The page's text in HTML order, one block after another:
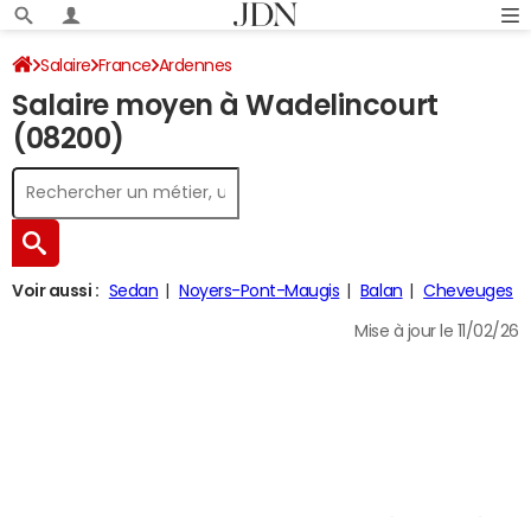
Salaire France Ardennes
Salaire moyen à Wadelincourt
(08200)
Voir aussi : Sedan Noyers-Pont-Maugis Balan Cheveuges
Mise à jour le 11/02/26